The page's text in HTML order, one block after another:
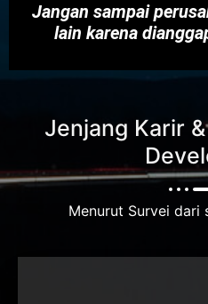
Jangan sampai
lain karena
Jenjang Karir
Menurut Survei dari